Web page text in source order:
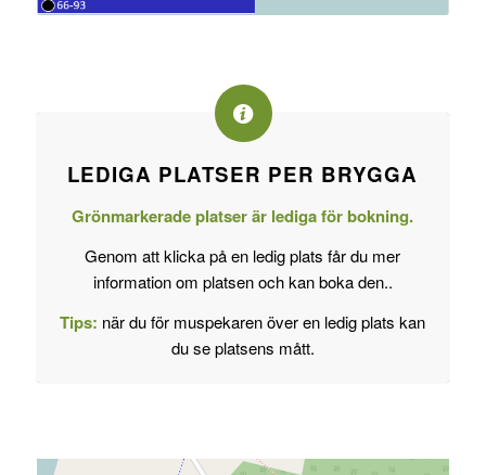
LEDIGA PLATSER PER BRYGGA
Grönmarkerade platser är lediga för bokning.
Genom att klicka på en ledig plats får du mer
information om platsen och kan boka den..
Tips: när du för muspekaren över en ledig plats kan
du se platsens mått.